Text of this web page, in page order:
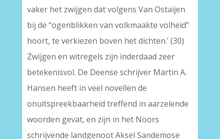
vaker het zwijgen dat volgens Van Ostaijen
bij de “ogenblikken van volkmaakte volheid”
hoort, te verkiezen boven het dichten.’ (30)
Zwijgen en witregels zijn inderdaad zeer
betekenisvol. De Deense schrijver Martin A.
Hansen heeft in veel novellen de
onuitspreekbaarheid treffend in aarzelende
woorden gevat, en zijn in het Noors
schrijvende landgenoot Aksel Sandemose